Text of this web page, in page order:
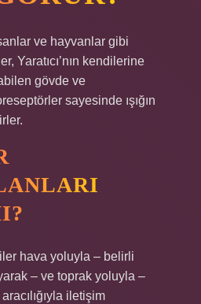
ve hayvanlar gibi
Yaratıcı’nın kendilerine
gövde ve
sayesinde ışığın
hava yoluyla – belirli
– ve toprak yoluyla –
iletişim